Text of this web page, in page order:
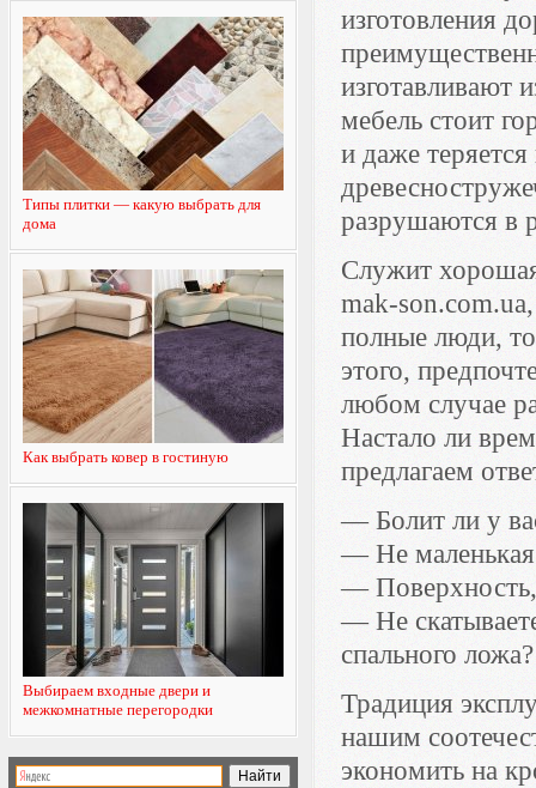
Типы плитки — какую выбрать для
дома
Как выбрать ковер в гостиную
Выбираем входные двери и
межкомнатные перегородки
изготовления
изготавливают
мебель стоит
и даже
разрушаются в
Служит
mak-
полные люди,
этого,
любом случае
Настало ли
предлагаем
— Болит ли у
— Не
— Поверхность,
— Не
спального ложа?
Традиция
нашим
экономить на